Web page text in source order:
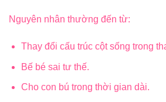
Nguyên nhân thường đến từ:
Thay đổi cấu trúc cột sống trong
Bế bé sai tư thế.
Cho con bú trong thời gian dài.